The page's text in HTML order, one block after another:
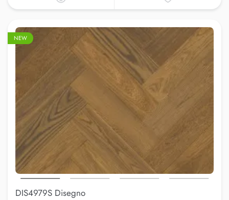
NEW
DIS4979S Disegno